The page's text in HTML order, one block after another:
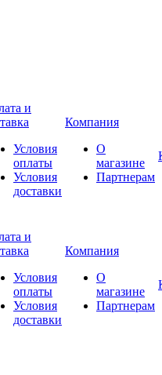
и
Условия
оплаты
Условия
доставки
Компания
О
магазине
Партнерам
и
Условия
оплаты
Условия
доставки
Компания
О
магазине
Партнерам